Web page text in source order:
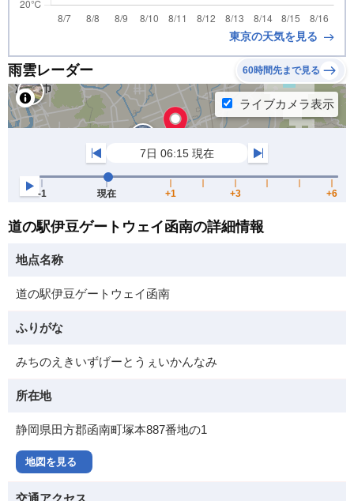
東京の天気を見る
雨雲レーダー 60時間先まで見る
道の駅伊豆ゲートウェイ函南の詳細情報
地点名称
道の駅伊豆ゲートウェイ函南
ふりがな
みちのえきいずげーとうぇいかんなみ
所在地
静岡県田方郡函南町塚本887番地の1
地図を見る
交通アクセス